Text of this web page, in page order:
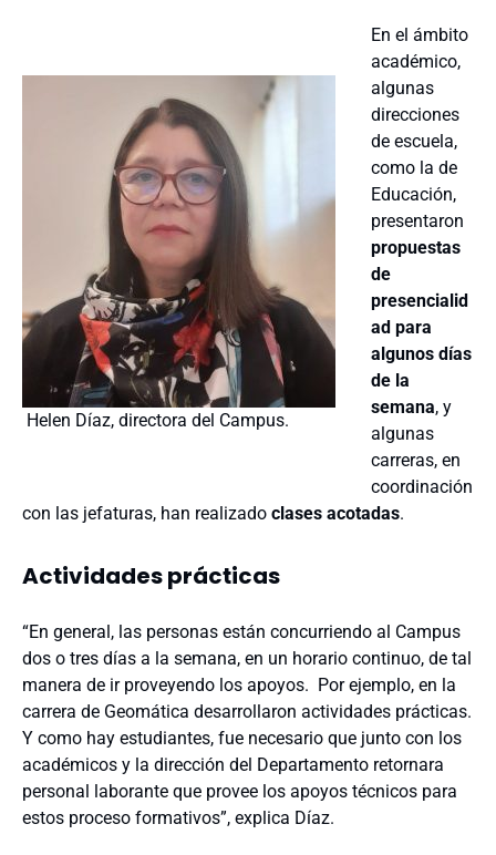
Helen Díaz, directora del Campus.
En el ámbito
académico,
algunas
direcciones
de escuela,
como la de
Educación,
presentaron
propuestas
de
presencialid
ad para
algunos días
de la
semana, y
algunas
carreras, en
coordinación
con las jefaturas, han realizado clases acotadas.
Actividades prácticas
“En general, las personas están concurriendo al Campus
dos o tres días a la semana, en un horario continuo, de tal
manera de ir proveyendo los apoyos. Por ejemplo, en la
carrera de Geomática desarrollaron actividades prácticas.
Y como hay estudiantes, fue necesario que junto con los
académicos y la dirección del Departamento retornara
personal laborante que provee los apoyos técnicos para
estos proceso formativos”, explica Díaz.